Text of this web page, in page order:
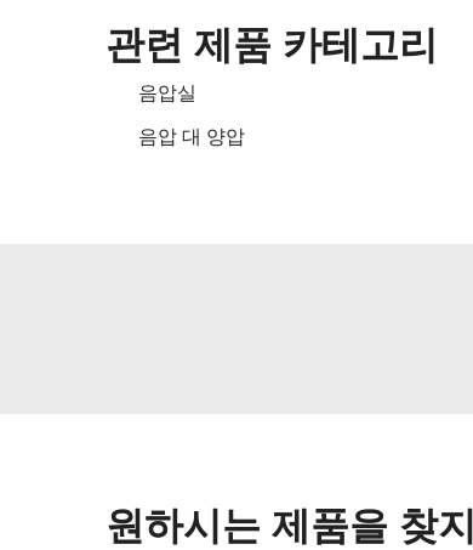
관련 제품 카테고리
음압실
음압 대 양압
원하시는 제품을 찾